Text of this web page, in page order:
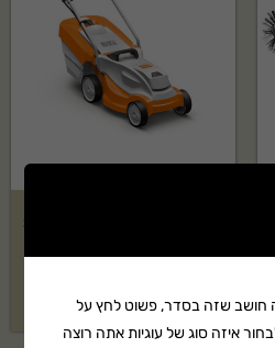
גוף מכסחת דשא נטענת STIHL
בקשה להצעת מחיר
חושב שזה בסדר, פשוט לחץ על
איזה סוג של עוגיות אתה רוצה